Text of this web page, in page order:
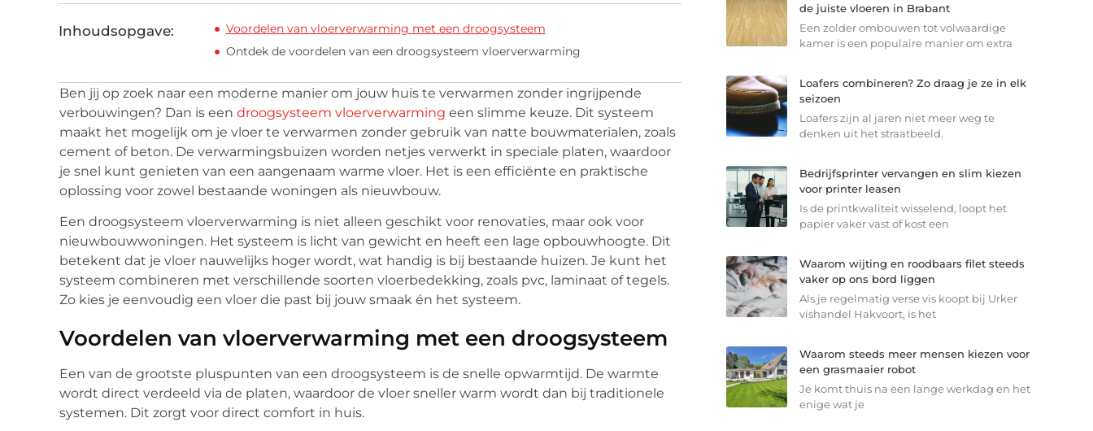
Inhoudsopgave:
Voordelen van vloerverwarming met een droogsysteem
Ontdek de voordelen van een droogsysteem vloerverwarming
Ben jij op zoek naar een moderne manier om jouw huis te verwarmen zonder ingrijpende
verbouwingen? Dan is een droogsysteem vloerverwarming een slimme keuze. Dit systeem
maakt het mogelijk om je vloer te verwarmen zonder gebruik van natte bouwmaterialen, zoals
cement of beton. De verwarmingsbuizen worden netjes verwerkt in speciale platen, waardoor
je snel kunt genieten van een aangenaam warme vloer. Het is een efficiënte en praktische
oplossing voor zowel bestaande woningen als nieuwbouw.
Een droogsysteem vloerverwarming is niet alleen geschikt voor renovaties, maar ook voor
nieuwbouwwoningen. Het systeem is licht van gewicht en heeft een lage opbouwhoogte. Dit
betekent dat je vloer nauwelijks hoger wordt, wat handig is bij bestaande huizen. Je kunt het
systeem combineren met verschillende soorten vloerbedekking, zoals pvc, laminaat of tegels.
Zo kies je eenvoudig een vloer die past bij jouw smaak én het systeem.
Voordelen van vloerverwarming met een droogsysteem
Een van de grootste pluspunten van een droogsysteem is de snelle opwarmtijd. De warmte
wordt direct verdeeld via de platen, waardoor de vloer sneller warm wordt dan bij traditionele
systemen. Dit zorgt voor direct comfort in huis.
de juiste vloeren in Brabant
Een zolder ombouwen tot volwaardige
kamer is een populaire manier om extra
Loafers combineren? Zo draag je ze in elk
seizoen
Loafers zijn al jaren niet meer weg te
denken uit het straatbeeld.
Bedrijfsprinter vervangen en slim kiezen
voor printer leasen
Is de printkwaliteit wisselend, loopt het
papier vaker vast of kost een
Waarom wijting en roodbaars filet steeds
vaker op ons bord liggen
Als je regelmatig verse vis koopt bij Urker
vishandel Hakvoort, is het
Waarom steeds meer mensen kiezen voor
een grasmaaier robot
Je komt thuis na een lange werkdag en het
enige wat je